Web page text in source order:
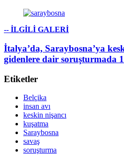
-- İLGİLİ GALERİ
İtalya’da, Saraybosna’ya
gidenlere dair soruşturmada
Etiketler
Belçika
insan avı
keskin nişancı
kuşatma
Saraybosna
savaş
soruşturma